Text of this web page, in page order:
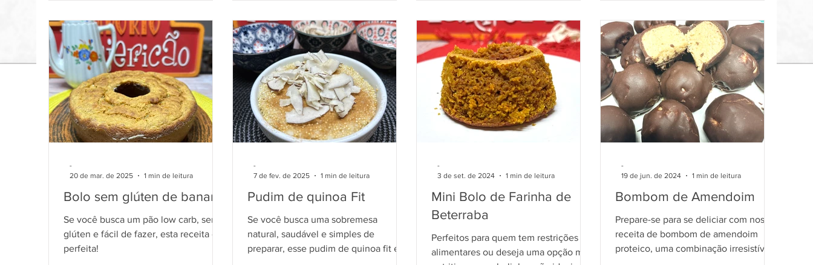
Bolo sem glúten de banana
Se você busca um pão low carb, sem
glúten e fácil de fazer, esta receita é
perfeita!
-
20 de mar. de 2025
1 min de leitura
Pudim de quinoa Fit
Se você busca uma sobremesa
natural, saudável e simples de
preparar, esse pudim de quinoa fit é
-
7 de fev. de 2025
1 min de leitura
Mini Bolo de Farinha de
Beterraba
Perfeitos para quem tem restrições
alimentares ou deseja uma opção mais
-
3 de set. de 2024
1 min de leitura
Bombom de Amendoim
Prepare-se para se deliciar com nossa
receita de bombom de amendoim
proteico, uma combinação irresistível
-
19 de jun. de 2024
1 min de leitura